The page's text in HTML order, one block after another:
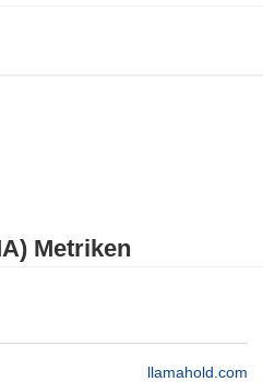
Metriken
llamahold.com